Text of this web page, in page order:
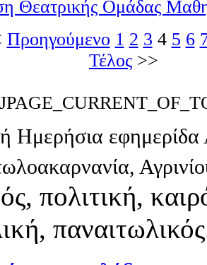
Θεατρικής Ομάδας
Προηγούμενο 1 2 3 4 5 6
Τέλος >>
Ημερήσια εφημερίδα
πολιτική,